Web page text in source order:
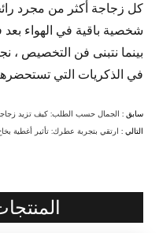
كل زجاجة أكثر من مجرد
شخصية باقية في الهواء
بينما نتبنى فن التخصيص ،
في الذكريات التي
سابق : الجمال حسب الطلب: كيف تزيد
التالي : ارتقي بتجربة عطرك: تأثير أغطية